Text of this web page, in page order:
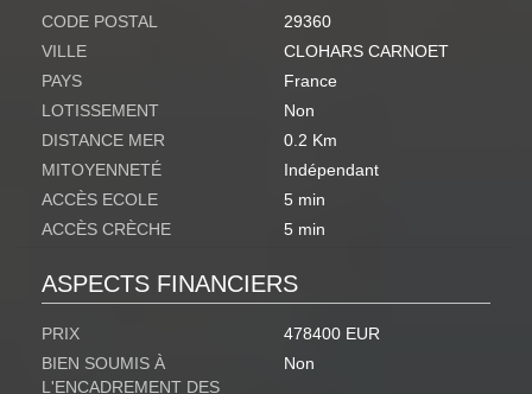
CODE POSTAL
29360
VILLE
CLOHARS CARNOET
PAYS
France
LOTISSEMENT
Non
DISTANCE MER
0.2 Km
MITOYENNETÉ
Indépendant
ACCÈS ECOLE
5 min
ACCÈS CRÈCHE
5 min
ASPECTS FINANCIERS
PRIX
478400 EUR
BIEN SOUMIS À
L'ENCADREMENT DES
Non